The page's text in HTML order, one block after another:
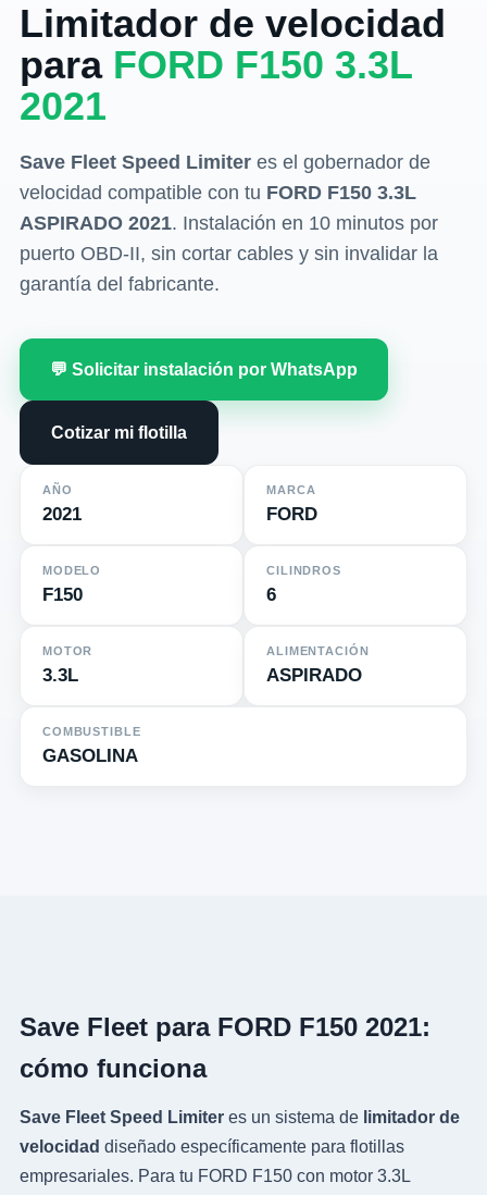
Limitador de velocidad
para FORD F150 3.3L
2021
Save Fleet Speed Limiteres el gobernador de
velocidad compatible con tu FORD F150 3.3L
ASPIRADO 2021. Instalación en 10 minutos por
puerto OBD-II, sin cortar cables y sin invalidar la
garantía del fabricante.
💬 Solicitar instalación por WhatsApp
Cotizar mi flotilla
AÑO
2021
MARCA
FORD
MODELO
F150
CILINDROS
6
MOTOR
3.3L
ALIMENTACIÓN
ASPIRADO
COMBUSTIBLE
GASOLINA
Save Fleet para FORD F150 2021:
cómo funciona
Save Fleet Speed Limiteres un sistema de limitador de
velocidad diseñado específicamente para flotillas
empresariales. Para tu FORD F150 con motor 3.3L